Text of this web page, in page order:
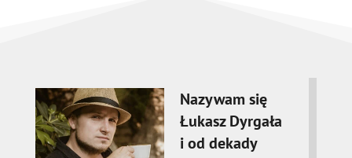
Nazywam się
Łukasz Dyrgała
i od dekady